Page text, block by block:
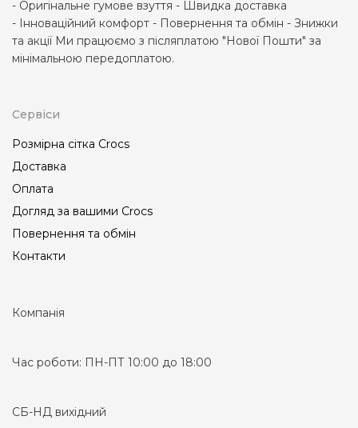
- Оригінальне гумове взуття - Швидка доставка
- Інноваційний комфорт - Повернення та обмін - Знижки
та акції Ми працюємо з післяплатою "Нової Пошти" за
мінімальною передоплатою.
Сервіси
Розмірна сітка Crocs
Доставка
Оплата
Догляд за вашими Crocs
Повернення та обмін
Контакти
Компанія
Час роботи: ПН-ПТ 10:00 до 18:00
СБ-НД вихідний